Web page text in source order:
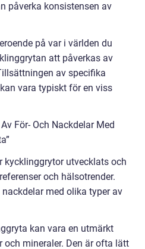
påverka konsistensen av
på var i världen du
att påverkas av
av specifika
vara typiskt för en viss
För- Och Nackdelar Med
kycklinggrytor utvecklats och
och hälsotrender.
med olika typer av
kan vara en utmärkt
och mineraler. Den är ofta lätt